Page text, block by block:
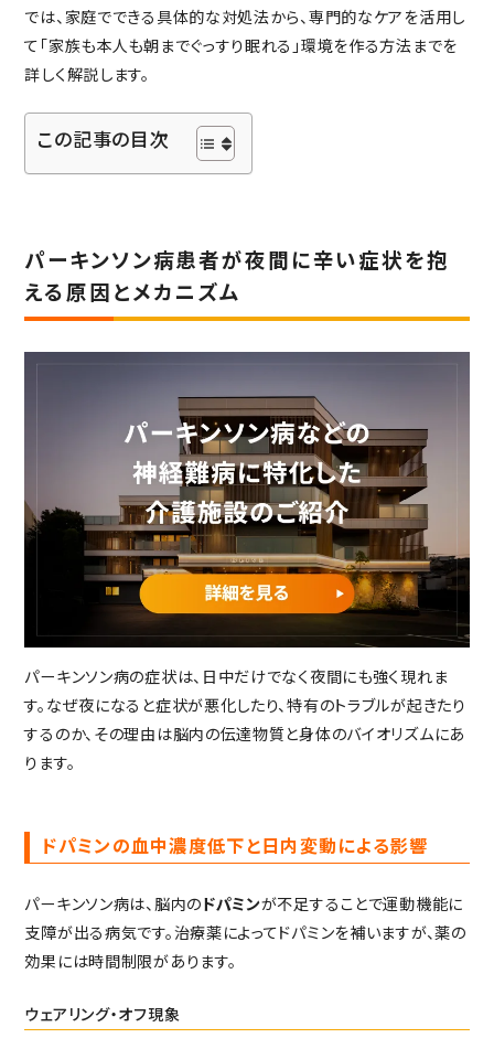
スーパー・コートについて
パーキンソン病専門施設とは
NEWS・INFORMATION
コラム
施設ブログ
重要事項説明書・
情報開示事項一覧
プライバシーポリシー
RECRUIT
採用情報
TOP
トップページ
では、家庭でできる具体的な対処法から、専門的なケアを活用し
て「家族も本人も朝までぐっすり眠れる」環境を作る方法までを
詳しく解説します。
この記事の目次
パーキンソン病患者が夜間に辛い症状を抱
える原因とメカニズム
パーキンソン病の症状は、日中だけでなく夜間にも強く現れま
す。なぜ夜になると症状が悪化したり、特有のトラブルが起きたり
するのか、その理由は脳内の伝達物質と身体のバイオリズムにあ
ります。
ドパミンの血中濃度低下と日内変動による影響
パーキンソン病は、脳内の ドパミンが不足することで運動機能に
支障が出る病気です。治療薬によってドパミンを補いますが、薬の
効果には時間制限があります。
ウェアリング・オフ現象